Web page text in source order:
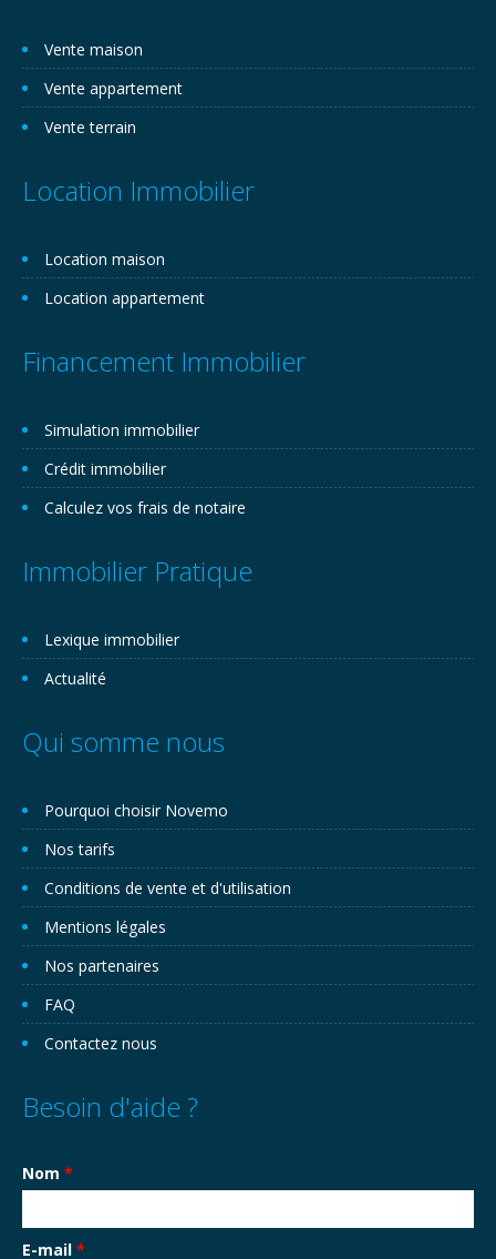
Vente maison
Vente appartement
Vente terrain
Location Immobilier
Location maison
Location appartement
Financement Immobilier
Simulation immobilier
Crédit immobilier
Calculez vos frais de notaire
Immobilier Pratique
Lexique immobilier
Actualité
Qui somme nous
Pourquoi choisir Novemo
Nos tarifs
Conditions de vente et d'utilisation
Mentions légales
Nos partenaires
FAQ
Contactez nous
Besoin d'aide ?
Nom *
E-mail *